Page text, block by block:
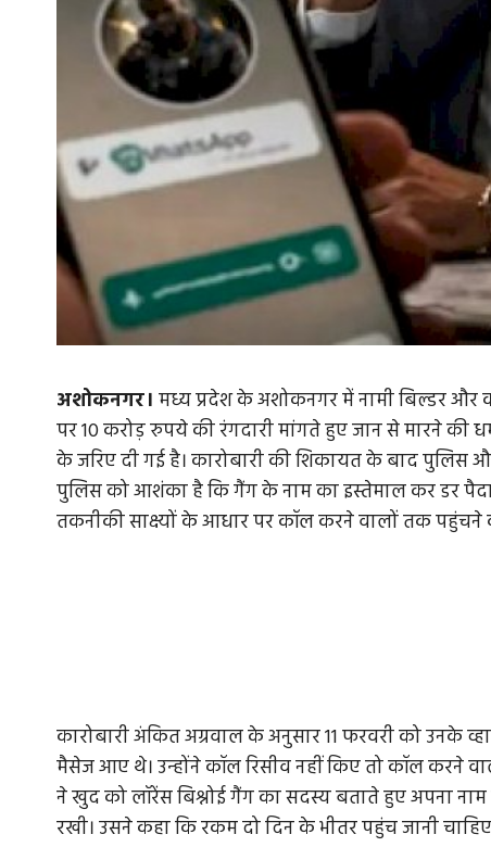
अशोकनगर। मध्य प्रदेश के अशोकनगर में नामी बिल्डर और
पर 10 करोड़ रुपये की रंगदारी मांगते हुए जान से मारने की
के जरिए दी गई है। कारोबारी की शिकायत के बाद
पुलिस को आशंका है कि गैंग के नाम का इस्तेमाल कर डर
तकनीकी साक्ष्यों के आधार पर कॉल करने वालों तक पहुंचने
कारोबारी अंकित अग्रवाल के अनुसार 11 फरवरी को उनके
मैसेज आए थे। उन्होंने कॉल रिसीव नहीं किए तो कॉल करने
ने खुद को लॉरेंस बिश्नोई गैंग का सदस्य बताते हुए अपना
रखी। उसने कहा कि रकम दो दिन के भीतर पहुंच जानी चाहिए